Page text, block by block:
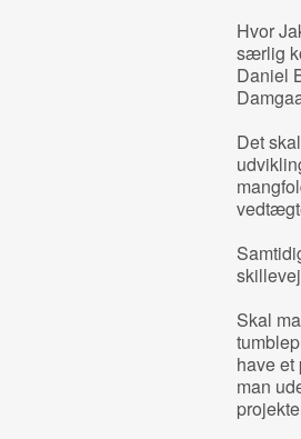
Hvor
særlig
Daniel
Det
Skal
have
man